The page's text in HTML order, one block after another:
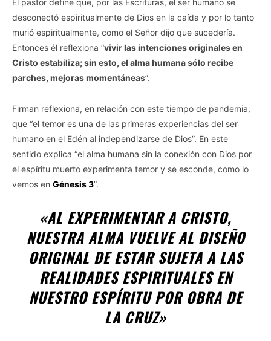
El pastor define que, por las Escrituras, el ser humano se
desconectó espiritualmente de Dios en la caída y por lo tanto
murió espiritualmente, como el Señor dijo que sucedería.
Entonces él reflexiona “vivir las intenciones originales en
Cristo estabiliza; sin esto, el alma humana sólo recibe
parches, mejoras momentáneas”.
Firman reflexiona, en relación con este tiempo de pandemia,
que “el temor es una de las primeras experiencias del ser
humano en el Edén al independizarse de Dios”. En este
sentido explica “el alma humana sin la conexión con Dios por
el espíritu muerto experimenta temor y se esconde, como lo
vemos en Génesis 3”.
«AL EXPERIMENTAR A CRISTO,
NUESTRA ALMA VUELVE AL DISEÑO
ORIGINAL DE ESTAR SUJETA A LAS
REALIDADES ESPIRITUALES EN
NUESTRO ESPÍRITU POR OBRA DE
LA CRUZ»